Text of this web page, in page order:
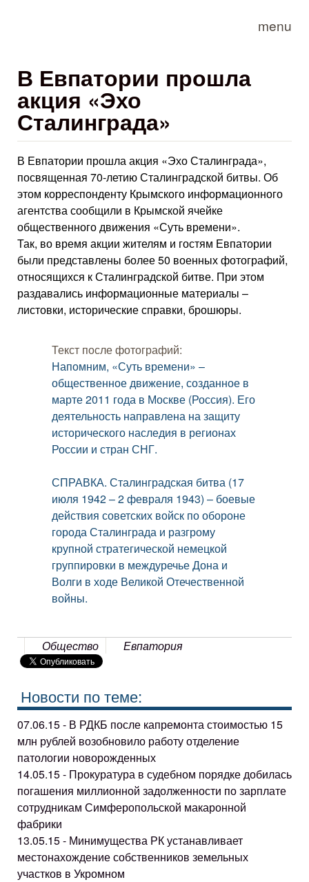
menu
В Евпатории прошла
акция «Эхо
Сталинграда»
В Евпатории прошла акция «Эхо Сталинграда»,
посвященная 70-летию Сталинградской битвы. Об
этом корреспонденту Крымского информационного
агентства сообщили в Крымской ячейке
общественного движения «Суть времени».
Так, во время акции жителям и гостям Евпатории
были представлены более 50 военных фотографий,
относящихся к Сталинградской битве. При этом
раздавались информационные материалы –
листовки, исторические справки, брошюры.
Текст после фотографий:
Напомним, «Суть времени» –
общественное движение, созданное в
марте 2011 года в Москве (Россия). Его
деятельность направлена на защиту
исторического наследия в регионах
России и стран СНГ.
СПРАВКА. Сталинградская битва (17
июля 1942 – 2 февраля 1943) – боевые
действия советских войск по обороне
города Сталинграда и разгрому
крупной стратегической немецкой
группировки в междуречье Дона и
Волги в ходе Великой Отечественной
войны.
Общество Евпатория
Новости по теме:
07.06.15 - В РДКБ после капремонта стоимостью 15
млн рублей возобновило работу отделение
патологии новорожденных
14.05.15 - Прокуратура в судебном порядке добилась
погашения миллионной задолженности по зарплате
сотрудникам Симферопольской макаронной
фабрики
13.05.15 - Минимущества РК устанавливает
местонахождение собственников земельных
участков в Укромном